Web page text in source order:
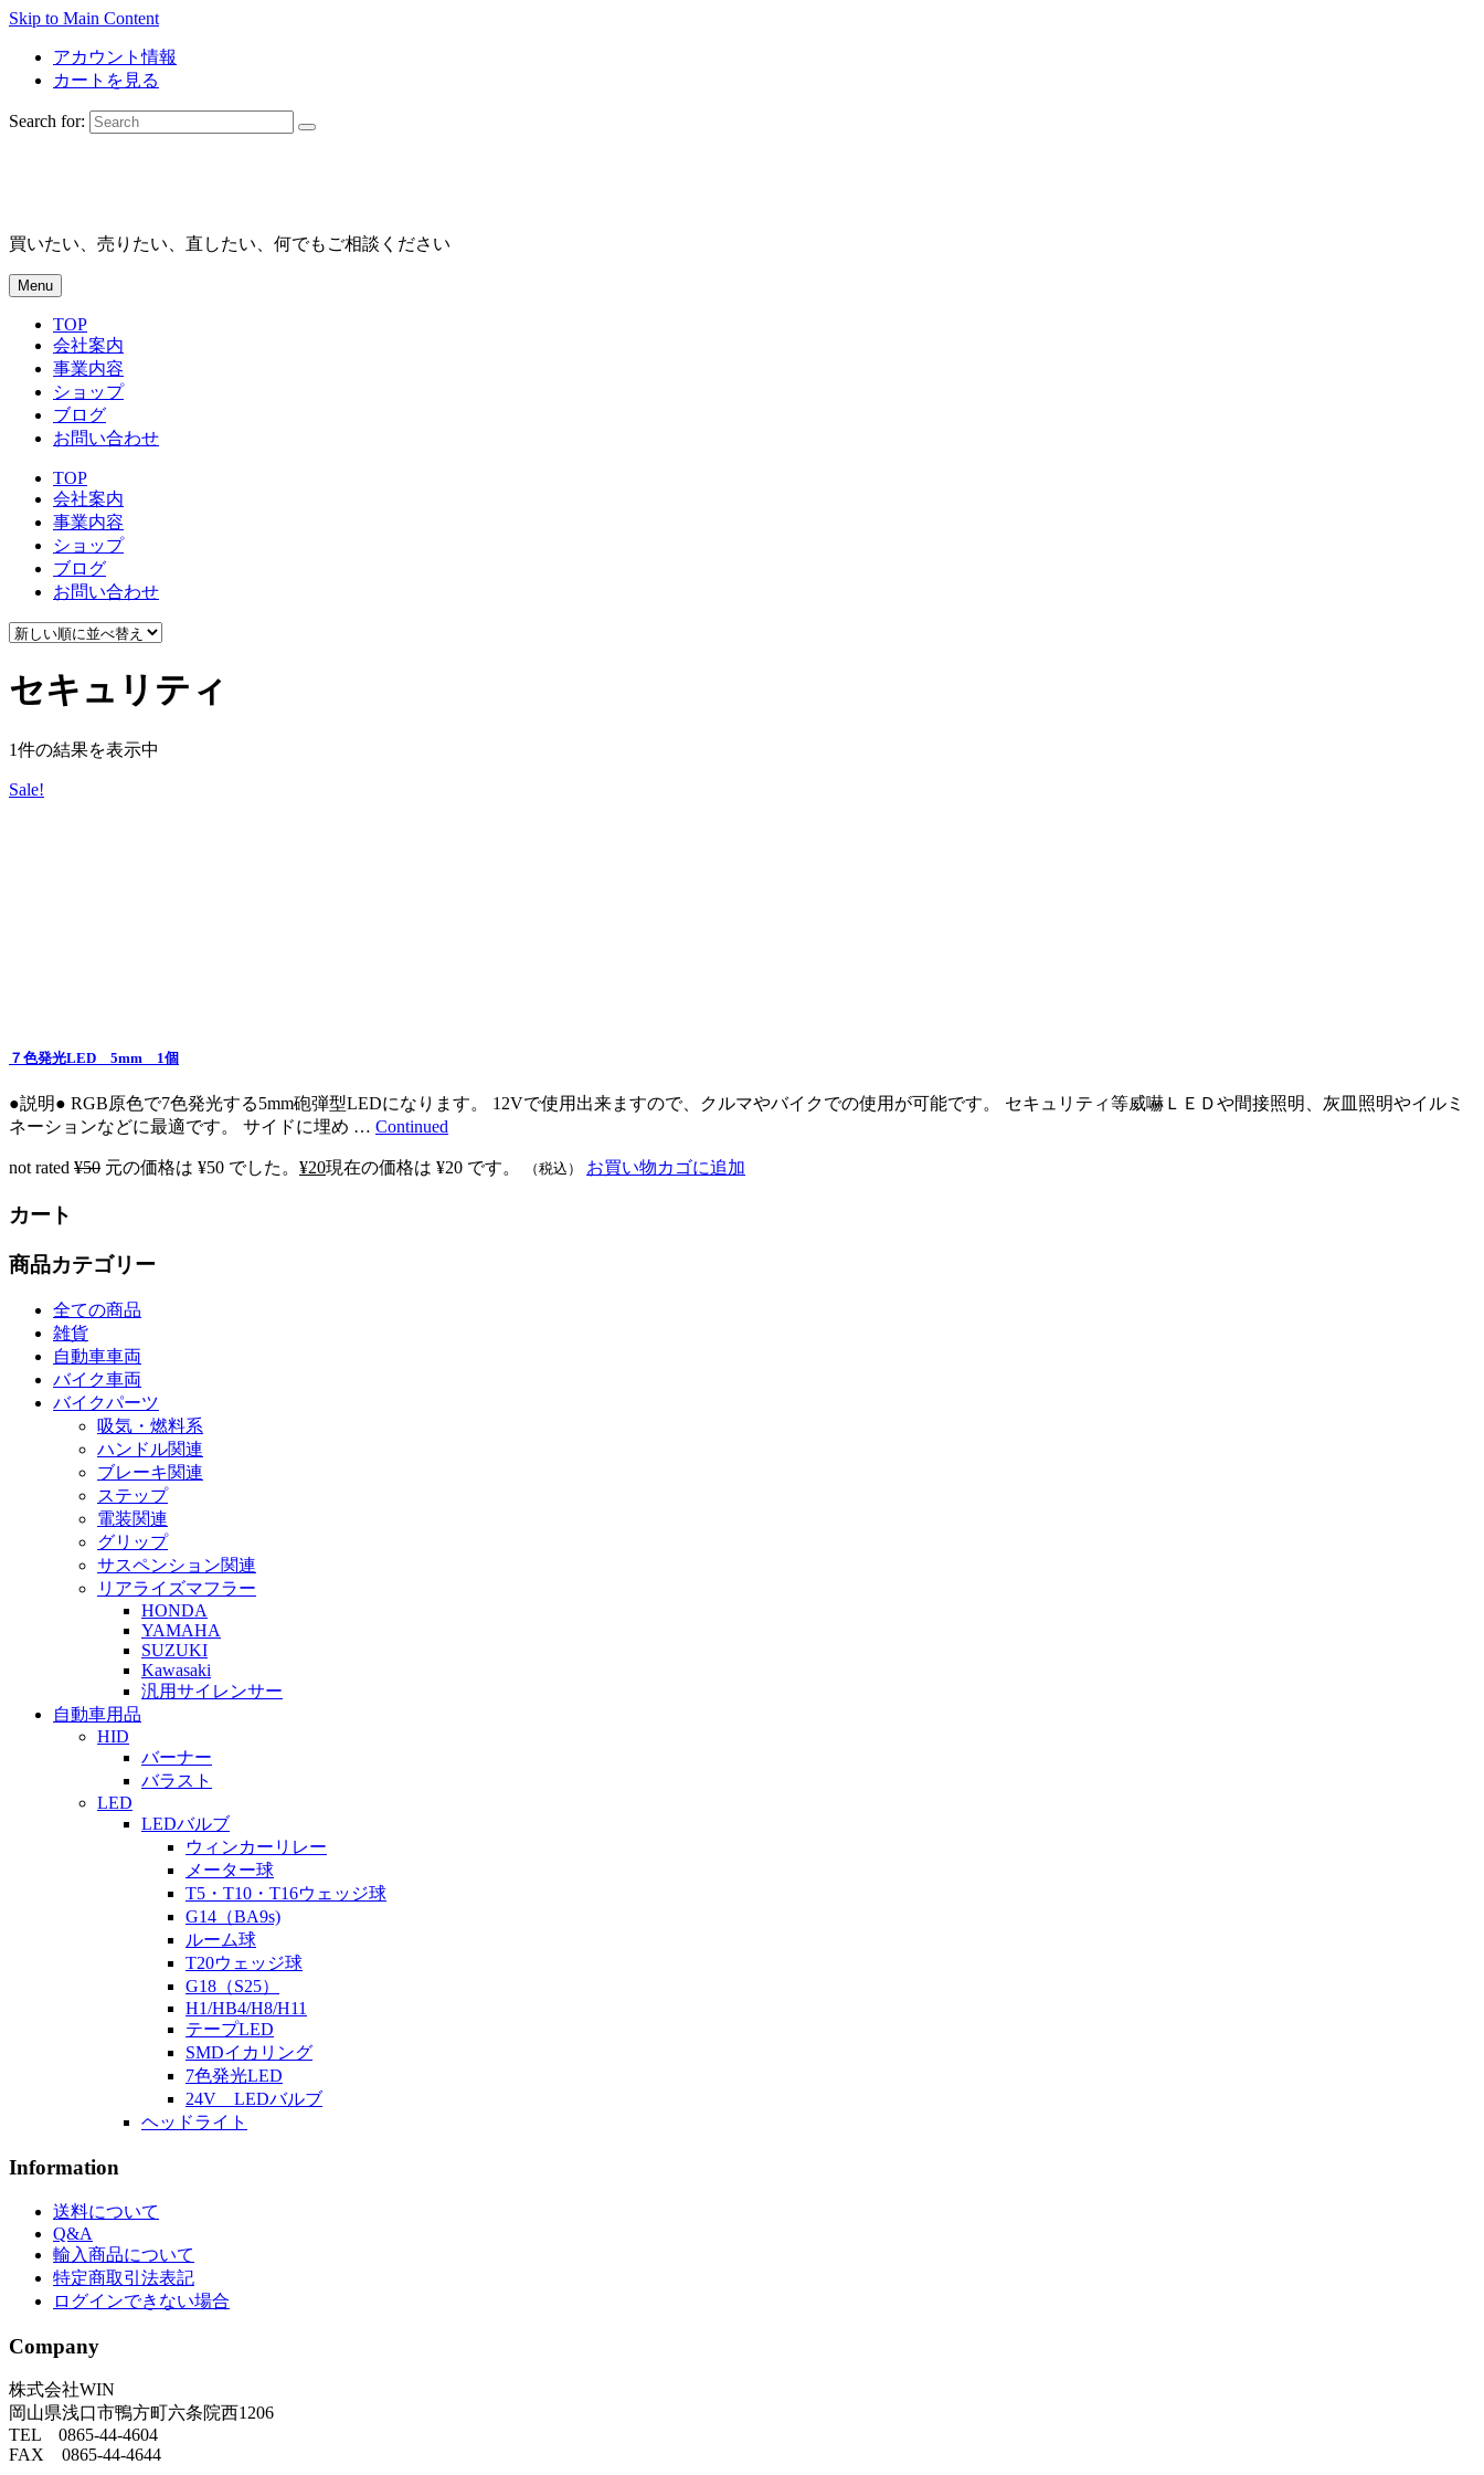
Skip to Main Content
アカウント情報
カートを見る
Search for:
買いたい、売りたい、直したい、何でもご相談ください
Menu
TOP
会社案内
事業内容
ショップ
ブログ
お問い合わせ
TOP
会社案内
事業内容
ショップ
ブログ
お問い合わせ
セキュリティ
1件の結果を表示中
Sale!
７色発光LED 5mm 1個
●説明● RGB原色で7色発光する5mm砲弾型LEDになります。 12Vで使用出来ますので、クルマやバイクでの使用が可能です。 セキュリティ等威嚇ＬＥＤや間接照明、灰皿照明やイルミ
ネーションなどに最適です。 サイドに埋め … Continued
not rated ¥50 元の価格は ¥50 でした。 ¥20現在の価格は ¥20 です。 （税込） お買い物カゴに追加
カート
商品カテゴリー
全ての商品
雑貨
自動車車両
バイク車両
バイクパーツ
吸気・燃料系
ハンドル関連
ブレーキ関連
ステップ
電装関連
グリップ
サスペンション関連
リアライズマフラー
HONDA
YAMAHA
SUZUKI
Kawasaki
汎用サイレンサー
自動車用品
HID
バーナー
バラスト
LED
LEDバルブ
ウィンカーリレー
メーター球
T5・T10・T16ウェッジ球
G14（BA9s)
ルーム球
T20ウェッジ球
G18（S25）
H1/HB4/H8/H11
テープLED
SMDイカリング
7色発光LED
24V LEDバルブ
ヘッドライト
Information
送料について
Q&A
輸入商品について
特定商取引法表記
ログインできない場合
Company
株式会社WIN
岡山県浅口市鴨方町六条院西1206
TEL 0865-44-4604
FAX 0865-44-4644